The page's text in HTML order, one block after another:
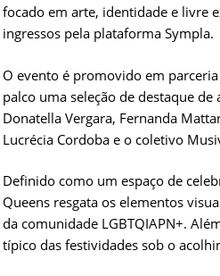
focado em arte, identidade e livre
ingressos pela plataforma Sympla.
O evento é promovido em parceria
palco uma seleção de destaque
Donatella Vergara, Fernanda
Lucrécia Cordoba e o coletivo
Definido como um espaço de
Queens resgata os elementos
da comunidade LGBTQIAPN+.
típico das festividades sob o